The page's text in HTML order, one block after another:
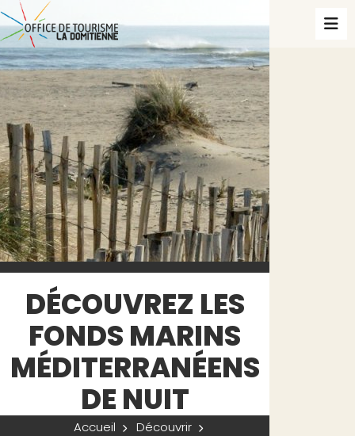
DÉCOUVREZ LES
FONDS MARINS
MÉDITERRANÉENS
DE NUIT
Accueil
Découvrir